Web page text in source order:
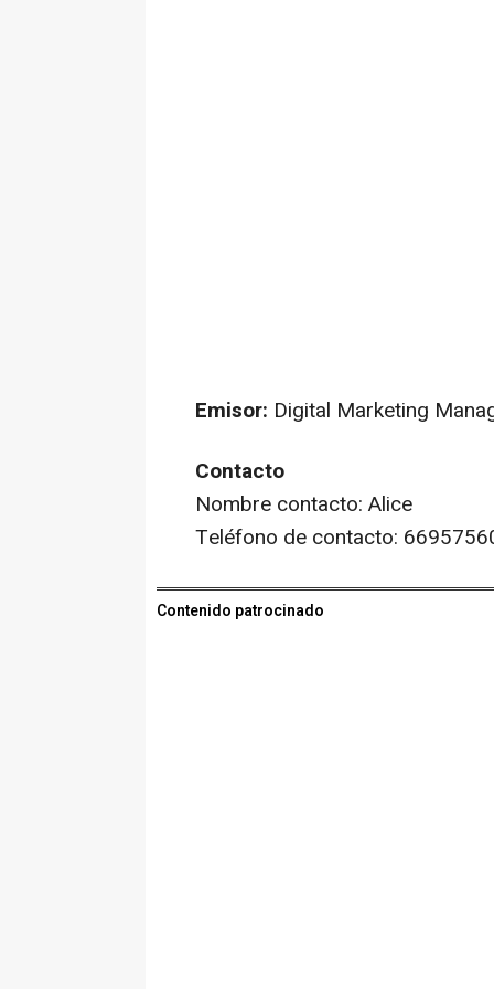
Emisor: Digital Marketing
Contacto
Nombre contacto: Alice
Teléfono de contacto:
Contenido patrocinado